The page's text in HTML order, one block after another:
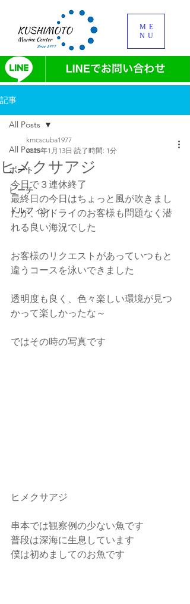
ME
NU
記事
All Posts
ボート
ビーチ
ドルフィン
All Posts
ヒメクサアジ
kmcscuba1977
2025年1月13日 読了時間: 1分
今日で３連休終了
最終日の今日はちょっと風が吹きまし
たが、初ドライのお客様も問題なく潜
れる良い海況でした
お客様のリクエストがあっていつもと
違うコースを泳いできました
透明度も良く、色々楽しい環境が見つ
かって楽しかったな～
ではその時の写真です
ヒメクサアジ
串本では観察例の少ない魚です
普段は深海に生息しています
僕は初めましてのお魚です